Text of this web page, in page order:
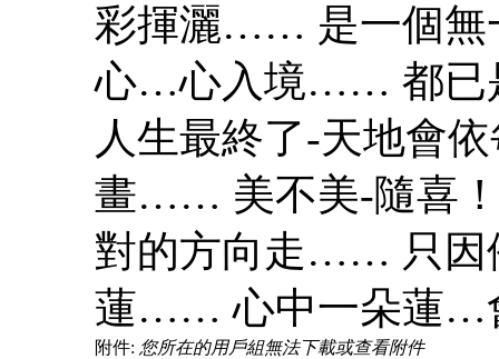
彩揮灑…… 是一個無
心…心入境…… 都
人生最終了-天地會
畫…… 美不美-隨喜
對的方向走…… 只
蓮…… 心中一朵蓮…
附件: 您所在的用戶組無法下載或查看附件